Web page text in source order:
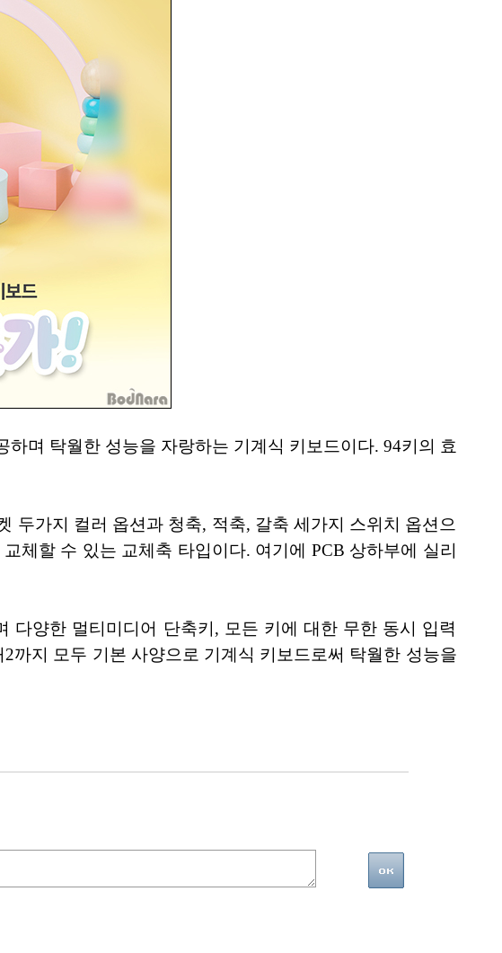
며 탁월한 성능을 자랑하는 기계식 키보드이다. 94키의 효
두가지 컬러 옵션과 청축, 적축, 갈축 세가지 스위치 옵션으
체할 수 있는 교체축 타입이다. 여기에 PCB 상하부에 실리
다양한 멀티미디어 단축키, 모든 키에 대한 무한 동시 입력
까지 모두 기본 사양으로 기계식 키보드로써 탁월한 성능을